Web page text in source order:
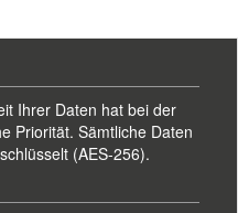
Ihrer Daten hat bei der
Priorität. Sämtliche Daten
(AES-256).